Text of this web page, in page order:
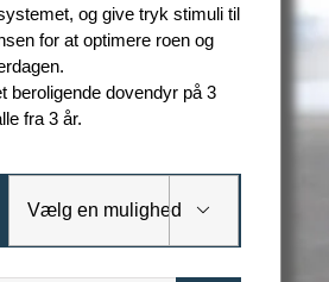
3,270.00 kr.
og give tryk stimuli til
for at optimere roen og
beroligende dovendyr på 3
fra 3 år.
